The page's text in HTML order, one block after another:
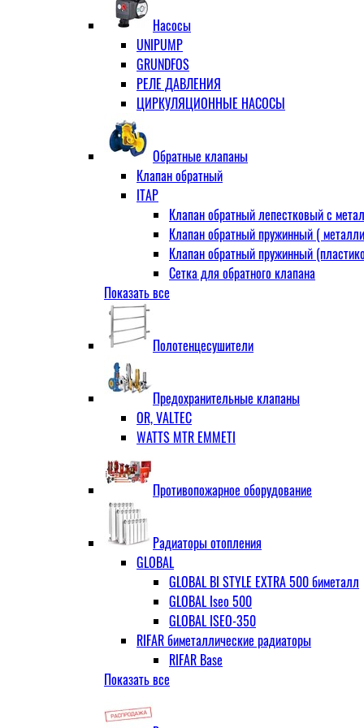
Ниппель прямой
Ниппель-переходник
Переходник ВН
Переходник НВ (футорка)
Сгон
Угловой
Тройник
Тройник переходной
Тройник равный
Угольник
ВВ
ВН
Удлинитель потока для радиатора
Насосы
UNIPUMP
GRUNDFOS
РЕЛЕ ДАВЛЕНИЯ
ЦИРКУЛЯЦИОННЫЕ НАСОСЫ
Обратные клапаны
Клапан обратный
ITAP
Клапан обратный лепестковый с
Клапан обратный пружинный (
Клапан обратный пружинный
Сетка для обратного клапана
VALTEC
АДЛ
RD30 Корпус/диск - чугун РN16 (Тмакс
ЧАЗ (двухдисковые)
Показать все
Полотенцесушители
Предохранительные клапаны
OR, VALTEC
WATTS MTR EMMETI
Противопожарное оборудование
Радиаторы отопления
GLOBAL
GLOBAL BI STYLE EXTRA 500 биметалл
GLOBAL Iseo 500
GLOBAL ISEO-350
RIFAR биметаллические радиаторы
RIFAR Base
Показать все